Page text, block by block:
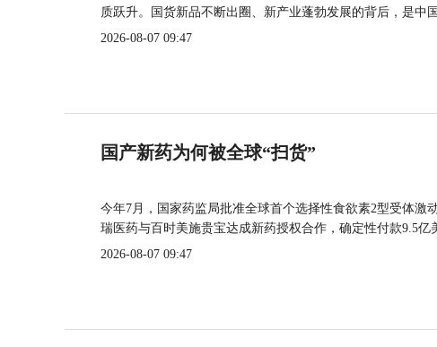
质跃升。国货新品不断出圈、新产业蓬勃发展的背后，是中
2026-08-07 09:47
国产新药为何被全球“扫货”
今年7月，国家药监局批准全球首个选择性食欲素2型受体激
瑞医药与百时美施贵宝达成新药授权合作，确定性付款9.5
2026-08-07 09:47